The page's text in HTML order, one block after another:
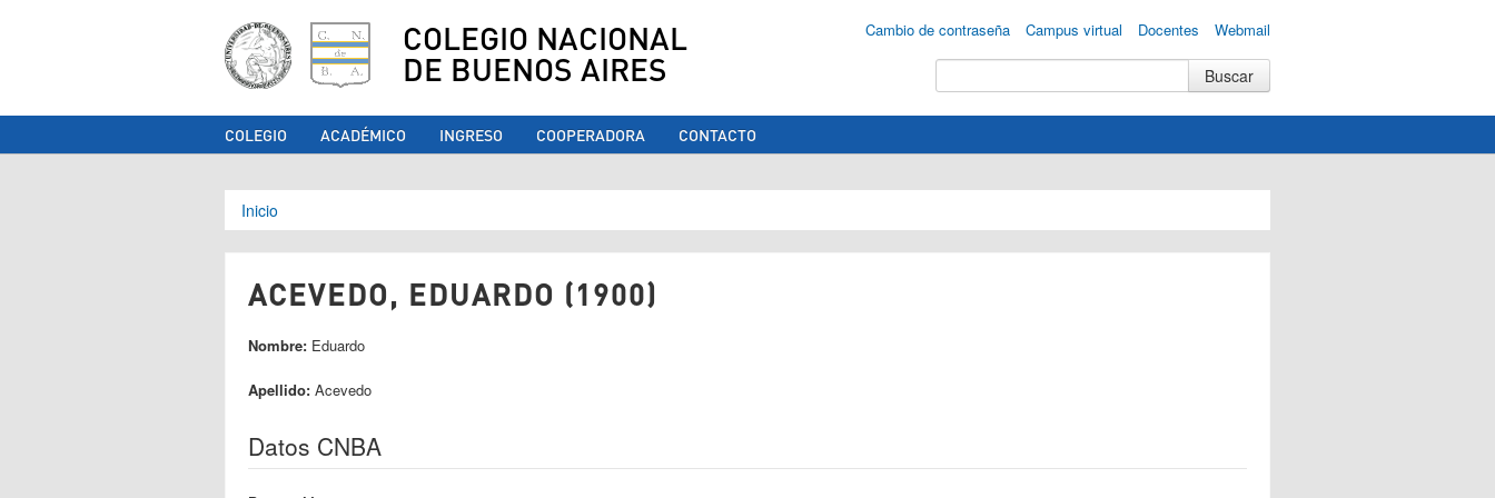
COLEGIO NACIONAL
DE BUENOS AIRES
Cambio de contraseña Campus virtual Docentes Webmail
COLEGIO ACADÉMICO INGRESO COOPERADORA CONTACTO
Se encuentra usted aquí
Inicio
ACEVEDO, EDUARDO (1900)
Nombre: Eduardo
Apellido: Acevedo
Datos CNBA